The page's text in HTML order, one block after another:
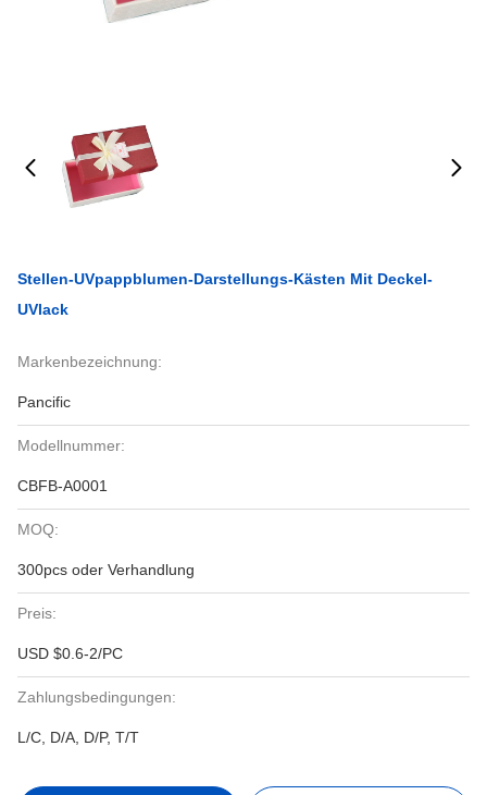
Stellen-UVpappblumen-Darstellungs-Kästen Mit Deckel-
UVlack
Markenbezeichnung:
Pancific
Modellnummer:
CBFB-A0001
MOQ:
300pcs oder Verhandlung
Preis:
USD $0.6-2/PC
Zahlungsbedingungen:
L/C, D/A, D/P, T/T